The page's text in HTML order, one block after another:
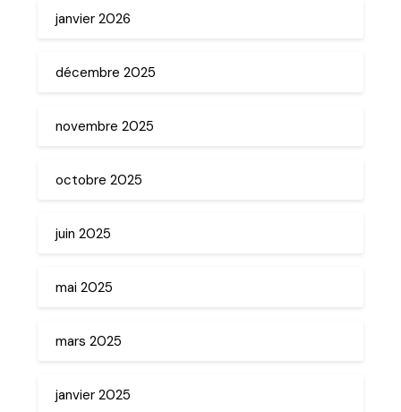
janvier 2026
décembre 2025
novembre 2025
octobre 2025
juin 2025
mai 2025
mars 2025
janvier 2025